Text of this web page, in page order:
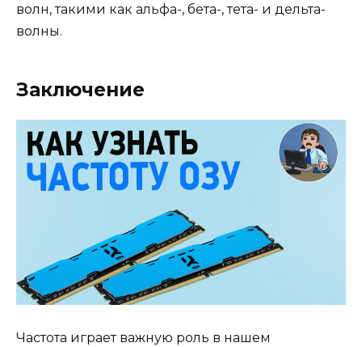
волн, такими как альфа-, бета-, тета- и дельта-
волны.
Заключение
Частота играет важную роль в нашем